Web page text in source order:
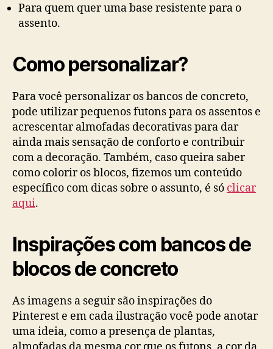
Para quem quer uma base resistente para o
assento.
Como personalizar?
Para você personalizar os bancos de concreto,
pode utilizar pequenos futons para os assentos e
acrescentar almofadas decorativas para dar
ainda mais sensação de conforto e contribuir
com a decoração. Também, caso queira saber
como colorir os blocos, fizemos um conteúdo
específico com dicas sobre o assunto, é só clicar
aqui.
Inspirações com bancos de
blocos de concreto
As imagens a seguir são inspirações do
Pinterest e em cada ilustração você pode anotar
uma ideia, como a presença de plantas,